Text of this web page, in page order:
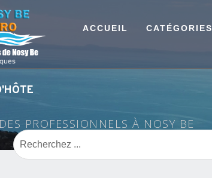
ACCUEIL CATÉGORIES
PROFESSIONNELS À NOSY BE